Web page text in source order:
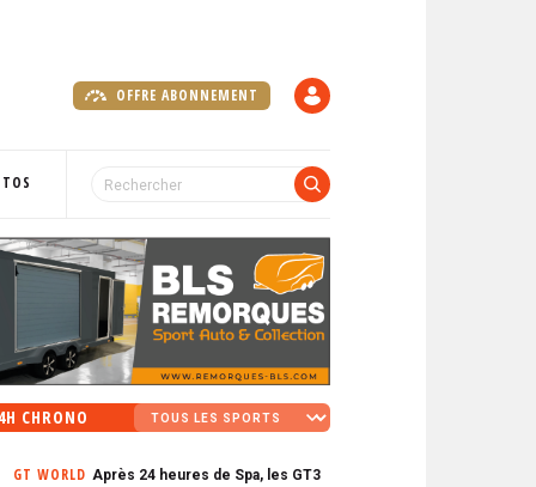
OFFRE ABONNEMENT
CHRONO
GT WORLD Après 24 heures de Spa, les GT3